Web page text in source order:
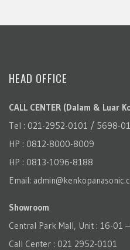
HEAD OFFICE
CALL CENTER (Dalam & Luar
Tel : 021-2952-0101 / 5698-
HP : 0812-8000-8009
HP : 0813-1096-8188
Email:
Showroom
Central Park Mall, Unit : 16-01
Call Center : 021 2952-0101